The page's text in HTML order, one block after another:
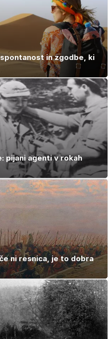
in zgodbe, ki
pijani agenti v rokah
ni resnica, je to dobra